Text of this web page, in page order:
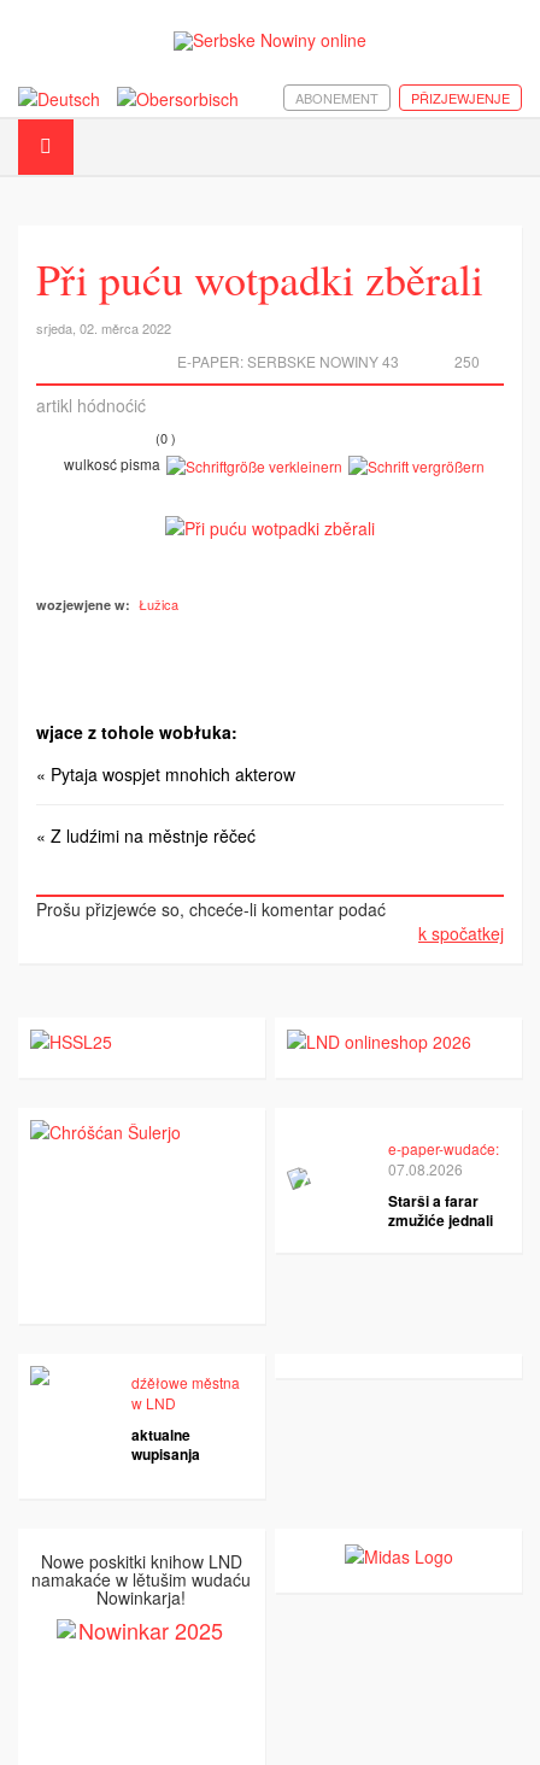
PŘIZJEWJENJE
ABONEMENT
Při puću wotpadki zběrali
srjeda, 02. měrca 2022
250
E-PAPER:SERBSKE NOWINY 43
artikl hódnoćić
(0 )
wulkosć pisma
wozjewjene w: Łužica
wjace z tohole wobłuka:
« Pytaja wospjet mnohich akterow
« Z ludźimi na městnje rěčeć
Prošu přizjewće so, chceće-li komentar podać
k spočatkej
e-paper-wudaće:
07.08.2026
Starši a farar
zmužiće jednali
dźěłowe městna
w LND
aktualne
wupisanja
Nowe poskitki knihow LND
namakaće w lětušim wudaću
Nowinkarja!